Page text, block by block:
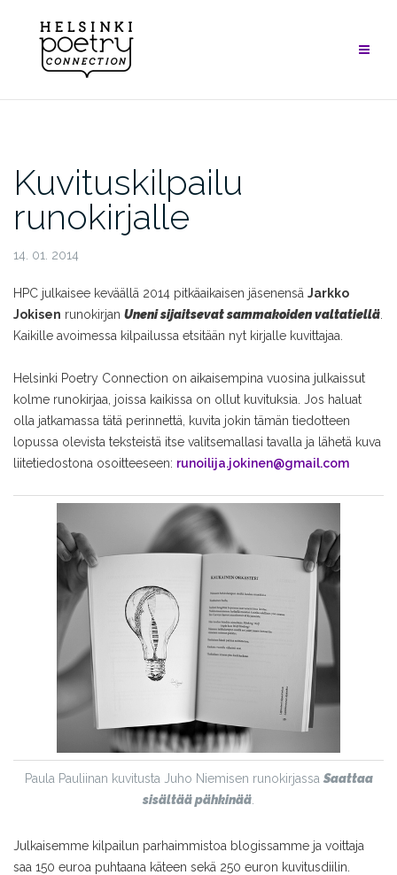
content
Kuvituskilpailu
runokirjalle
14. 01. 2014
HPC julkaisee keväällä 2014 pitkäaikaisen jäsenensä Jarkko
Jokisen runokirjan Uneni sijaitsevat sammakoiden valtatiellä
Kaikille avoimessa kilpailussa etsitään nyt kirjalle kuvittajaa.
Helsinki Poetry Connection on aikaisempina vuosina julkaissut
kolme runokirjaa, joissa kaikissa on ollut kuvituksia. Jos haluat
olla jatkamassa tätä perinnettä, kuvita jokin tämän tiedotteen
lopussa olevista teksteistä itse valitsemallasi tavalla ja lähetä kuva
liitetiedostona osoitteeseen: runoilija.jokinen@gmail.com
Paula Pauliinan kuvitusta Juho Niemisen runokirjassaSaattaa
sisältää pähkinää
Julkaisemme kilpailun parhaimmistoa blogissamme ja voittaja
saa 150 euroa puhtaana käteen sekä 250 euron kuvitusdiilin.